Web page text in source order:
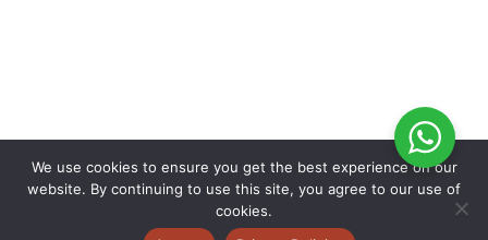
We use cookies to ensure you get the best experience on our
website. By continuing to use this site, you agree to our use of
cookies.